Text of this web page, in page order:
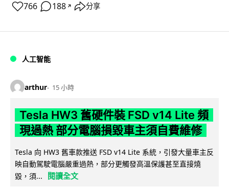
766 188 ↗ 分享
人工智能
arthur 15 小時
Tesla HW3 舊硬件裝 FSD v14 Lite 頻
現過熱 部分電腦損毀車主須自費維修
Tesla 向 HW3 舊車款推送 FSD v14 Lite 系統，引發大量車主反
映自動駕駛電腦嚴重過熱，部分更觸發高溫保護甚至直接燒
毀，須...
閱讀全文